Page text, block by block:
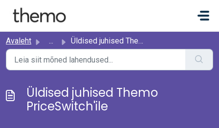
Avaleht ... Üldised juhised Themo PriceSwitch'ile
Üldised juhised Themo
PriceSwitch'ile